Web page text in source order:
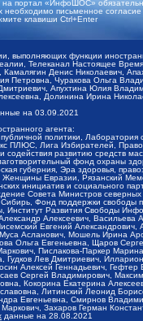
на портал «ИнфоШОС»
необходимо письменное
клавиши Ctrl+Enter
выполняющих функции
Телеканал Настоящее
Денис Николаевич,
Петровна, Чуракова Ольга
Апухтина Юлия
Долинина Ирина
на 03.09.2021
агента:
политики,
ПЛЮС, Лига Избирателей,
развитию средств
фонд охраны
губерния, Эра здоровья,
Евразии, Рязанский
инициатив и социального
Совета Министров северных
Фонд поддержки
Институт Развития Свободы
Алексеевич,
Евгений
Асланович, Мошель Ирина
Ольга Евгеньевна, Щаров
Пислакова-Паркер
Гудков Лев Дмитриевич,
Алексей Геннадьевич,
Сергей Владимирович,
Кокорина Екатерина
Литинский Леонид
Евгеньевна, Смирнов
Захаров Герман
данные на 28.08.2021